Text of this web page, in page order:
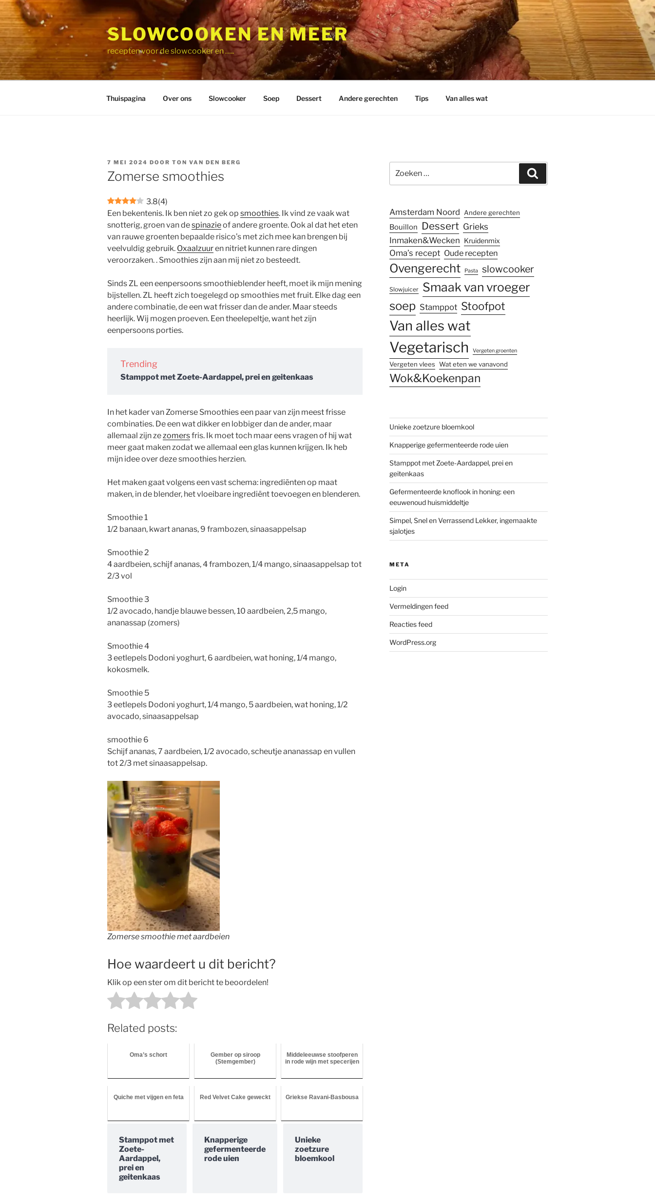
Ga
naar
de
inhoud
SLOWCOOKEN EN MEER
recepten voor de slowcooker en …..
Thuispagina Over ons Slowcooker Soep Dessert Andere gerechten Tips Van alles wat
GEPLAATST
OP
7 MEI 2024 DOOR TON VAN DEN BERG
Zomerse smoothies
3.8(4)
Een bekentenis. Ik ben niet zo gek op smoothies. Ik vind ze vaak wat
snotterig, groen van despinazieof andere groente. Ook al dat het eten
van rauwe groenten bepaalde risico’s met zich mee kan brengen bij
veelvuldig gebruik. Oxaalzuuren nitriet kunnen rare dingen
veroorzaken. . Smoothies zijn aan mij niet zo besteedt.
Sinds ZL een eenpersoons smoothieblender heeft, moet ik mijn mening
bijstellen. ZL heeft zich toegelegd op smoothies met fruit. Elke dag een
andere combinatie, de een wat frisser dan de ander. Maar steeds
heerlijk. Wij mogen proeven. Een theelepeltje, want het zijn
eenpersoons porties.
Trending
Stamppot met Zoete-Aardappel, prei en geitenkaas
In het kader van Zomerse Smoothies een paar van zijn meest frisse
combinaties. De een wat dikker en lobbiger dan de ander, maar
allemaal zijn zezomersfris. Ik moet toch maar eens vragen of hij wat
meer gaat maken zodat we allemaal een glas kunnen krijgen. Ik heb
mijn idee over deze smoothies herzien.
Het maken gaat volgens een vast schema: ingrediënten op maat
maken, in de blender, het vloeibare ingrediënt toevoegen en blenderen.
Smoothie 1
1/2 banaan, kwart ananas, 9 frambozen, sinaasappelsap
Smoothie 2
4 aardbeien, schijf ananas, 4 frambozen, 1/4 mango, sinaasappelsap tot
2/3 vol
Smoothie 3
1/2 avocado, handje blauwe bessen, 10 aardbeien, 2,5 mango,
ananassap (zomers)
Smoothie 4
3 eetlepels Dodoni yoghurt, 6 aardbeien, wat honing, 1/4 mango,
kokosmelk.
Smoothie 5
3 eetlepels Dodoni yoghurt, 1/4 mango, 5 aardbeien, wat honing, 1/2
avocado, sinaasappelsap
smoothie 6
Schijf ananas, 7 aardbeien, 1/2 avocado, scheutje ananassap en vullen
tot 2/3 met sinaasappelsap.
Zomerse smoothie met aardbeien
Hoe waardeert u dit bericht?
Klik op een ster om dit bericht te beoordelen!
Related posts:
Oma’s schort
Gember op siroop
(Stemgember)
Middeleeuwse stoofperen
in rode wijn met specerijen
Quiche met vijgen en feta Red Velvet Cake geweckt Griekse Ravani-Basbousa
Stamppot met
Zoete-
Aardappel,
prei en
geitenkaas
Knapperige
gefermenteerde
rode uien
Unieke
zoetzure
bloemkool
naar:
Amsterdam Noord Andere gerechten
Bouillon Dessert Grieks
Inmaken&Wecken Kruidenmix
Oma’s recept Oude recepten
Ovengerecht Pasta slowcooker
Slowjuicer Smaak van vroeger
soep Stamppot Stoofpot
Van alles wat
Vegetarisch Vergeten groenten
Vergeten vlees Wat eten we vanavond
Wok&Koekenpan
Unieke zoetzure bloemkool
Knapperige gefermenteerde rode uien
Stamppot met Zoete-Aardappel, prei en
geitenkaas
Gefermenteerde knoflook in honing: een
eeuwenoud huismiddeltje
Simpel, Snel en Verrassend Lekker, ingemaakte
sjalotjes
META
Login
Vermeldingen feed
Reacties feed
WordPress.org